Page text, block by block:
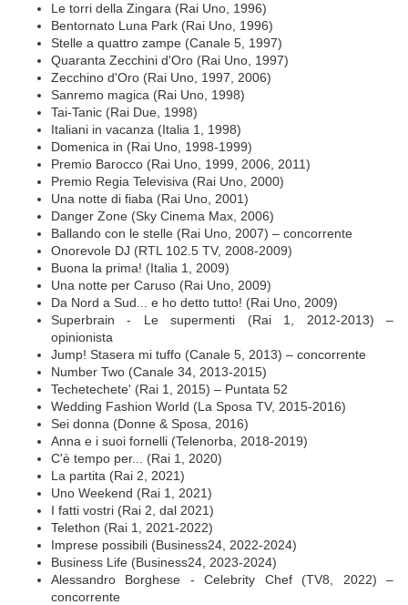
Le torri della Zingara (Rai Uno, 1996)
Bentornato Luna Park (Rai Uno, 1996)
Stelle a quattro zampe (Canale 5, 1997)
Quaranta Zecchini d'Oro (Rai Uno, 1997)
Zecchino d'Oro (Rai Uno, 1997, 2006)
Sanremo magica (Rai Uno, 1998)
Tai-Tanic (Rai Due, 1998)
Italiani in vacanza (Italia 1, 1998)
Domenica in (Rai Uno, 1998-1999)
Premio Barocco (Rai Uno, 1999, 2006, 2011)
Premio Regia Televisiva (Rai Uno, 2000)
Una notte di fiaba (Rai Uno, 2001)
Danger Zone (Sky Cinema Max, 2006)
Ballando con le stelle (Rai Uno, 2007) – concorrente
Onorevole DJ (RTL 102.5 TV, 2008-2009)
Buona la prima! (Italia 1, 2009)
Una notte per Caruso (Rai Uno, 2009)
Da Nord a Sud... e ho detto tutto! (Rai Uno, 2009)
Superbrain - Le supermenti (Rai 1, 2012-2013) –
opinionista
Jump! Stasera mi tuffo (Canale 5, 2013) – concorrente
Number Two (Canale 34, 2013-2015)
Techetechete' (Rai 1, 2015) – Puntata 52
Wedding Fashion World (La Sposa TV, 2015-2016)
Sei donna (Donne & Sposa, 2016)
Anna e i suoi fornelli (Telenorba, 2018-2019)
C'è tempo per... (Rai 1, 2020)
La partita (Rai 2, 2021)
Uno Weekend (Rai 1, 2021)
I fatti vostri (Rai 2, dal 2021)
Telethon (Rai 1, 2021-2022)
Imprese possibili (Business24, 2022-2024)
Business Life (Business24, 2023-2024)
Alessandro Borghese - Celebrity Chef (TV8, 2022) –
concorrente